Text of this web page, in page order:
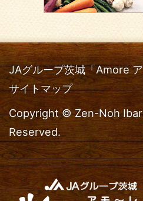
JAグループ茨城「Amore
サイトマップ
Copyright © Zen-Noh
Reserved.